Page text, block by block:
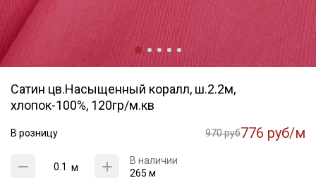
Сатин цв.Насыщенный коралл, ш.2.2м,
хлопок-100%, 120гр/м.кв
В розницу 970 руб776 руб/м
м
В наличии
265 м